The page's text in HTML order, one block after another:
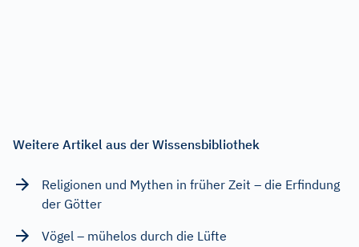
Weitere Artikel aus der Wissensbibliothek
Religionen und Mythen in früher Zeit – die Erfindung
der Götter
Vögel – mühelos durch die Lüfte